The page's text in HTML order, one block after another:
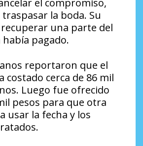
el compromiso,
traspasar la boda. Su
una parte del
pagado.
reportaron que el
costado cerca de 86 mil
Luego fue ofrecido
pesos para que otra
usar la fecha y los